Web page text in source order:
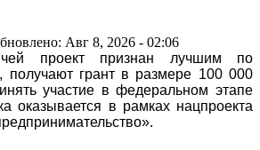
Авг 8, 2026 - 02:06
чей проект признан лучшим по
получают грант в размере 100 000
участие в федеральном этапе
оказывается в рамках нацпроекта